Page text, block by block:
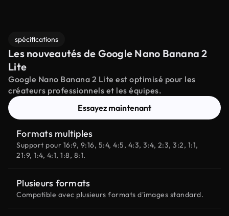
spécifications
Les nouveautés de Google Nano Banana 2
Lite
Google Nano Banana 2 Lite est optimisé pour les
créateurs professionnels et les équipes.
Essayez maintenant
Formats multiples
Support pour 16:9, 9:16, 5:4, 4:5, 4:3, 3:4, 2:3, 3:2, 1:1,
21:9, 1:4, 4:1, 1:8, 8:1.
Plusieurs formats
Compatible avec plusieurs formats d'images standard.